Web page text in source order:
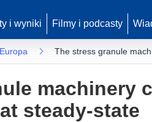
i wyniki Filmy i podcasty
The stress granule
machinery
steady-state